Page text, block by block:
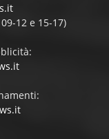
12 e 15-17)